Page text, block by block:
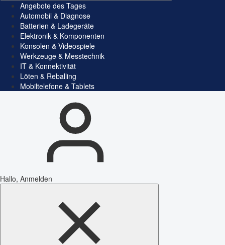
Angebote des Tages
Automobil & Diagnose
Batterien & Ladegeräte
Elektronik & Komponenten
Konsolen & Videospiele
Werkzeuge & Messtechnik
IT & Konnektivität
Löten & Reballing
Mobiltelefone & Tablets
Hallo, Anmelden